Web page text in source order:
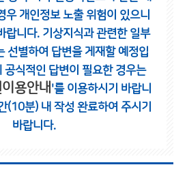
우 개인정보 노출 위험이 있으니
랍니다. 기상지식과 관련한 일부
선별하여 답변을 게재할 예정입
식적인 답변이 필요한 경우는
용안내 '를 이용하시기 바랍니
(10분) 내 작성 완료하여 주시기
바랍니다.